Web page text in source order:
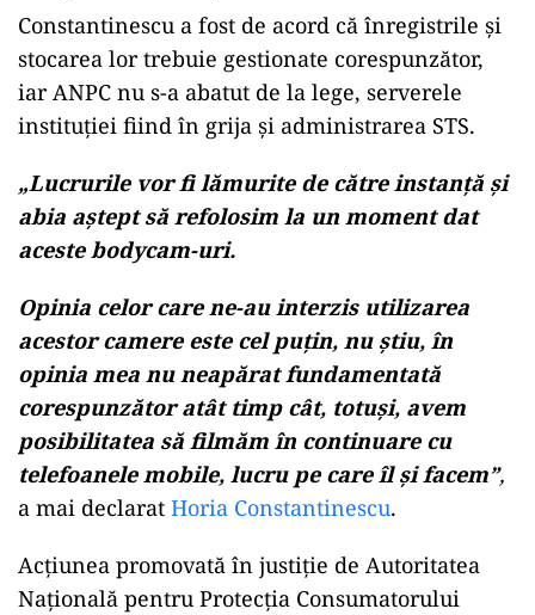
Constantinescu a fost de acord că înregistrile și
stocarea lor trebuie gestionate corespunzător,
iar ANPC nu s-a abatut de la lege, serverele
instituției fiind în grija și administrarea STS.
„Lucrurile vor fi lămurite de către instanță și
abia aștept să refolosim la un moment dat
aceste bodycam-uri.
Opinia celor care ne-au interzis utilizarea
acestor camere este cel puțin, nu știu, în
opinia mea nu neapărat fundamentată
corespunzător atât timp cât, totuși, avem
posibilitatea să filmăm în continuare cu
telefoanele mobile, lucru pe care îl și facem”,
a mai declarat Horia Constantinescu.
Acțiunea promovată în justiție de Autoritatea
Națională pentru Protecția Consumatorului